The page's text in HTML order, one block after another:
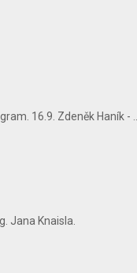
16.9. Zdeněk Haník - ...
Jana Knaisla.